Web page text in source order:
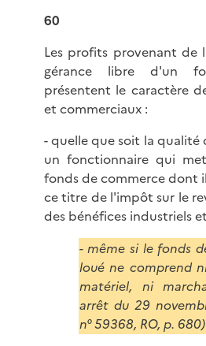
60
Les profits provenant de
gérance libre d'un
présentent le caractère
et commerciaux :
- quelle que soit la
un fonctionnaire qui
fonds de commerce dont
ce titre de l'impôt sur le
des bénéfices industriels
- même si le fonds
loué ne comprend
matériel, ni
arrêt du 29
n° 59368, RO, p.